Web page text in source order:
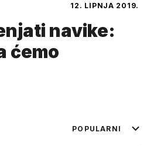
12. LIPNJA 2019.
navike:
ćemo
POPULARNI